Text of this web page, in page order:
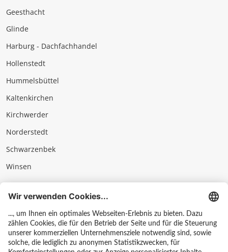
Geesthacht
Glinde
Harburg - Dachfachhandel
Hollenstedt
Hummelsbüttel
Kaltenkirchen
Kirchwerder
Norderstedt
Schwarzenbek
Winsen
Impressum
Datenschutz & AGB
Hinweisgebersystem